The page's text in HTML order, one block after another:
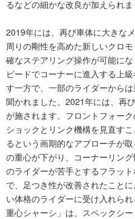
るなどの細かな改良が加えられま
2019年には、再び車体に大きな
周りの剛性を高めた新しいクロ
確なステアリング操作が可能に
ピードでコーナーに進入する上
す一方で、一部のライダーから
聞かれました。2021年には、再
が施されます。フロントフォー
ショックとリンク機構を見直す
るという画期的なアプローチが
の重心が下がり、コーナーリン
のライダーが苦手とするフラッ
で、足つき性が改善されたこと
い体格のライダーに受け入れら
重心シャーシ」は、スペックシー